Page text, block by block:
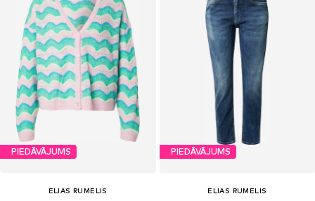
PIEDĀVĀJUMS
ELIAS RUMELIS
PIEDĀVĀJUMS
ELIAS RUMELIS